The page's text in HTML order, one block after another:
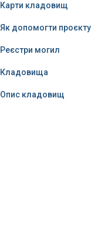
Карти кладовищ
Як допомогти проєкту
Реєстри могил
Кладовища
Опис кладовищ